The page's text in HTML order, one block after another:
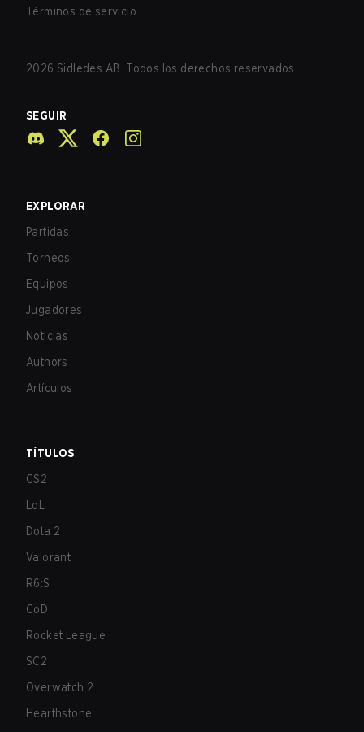
Términos de servicio
2026 Sidledes AB. Todos los derechos reservados.
SEGUIR
EXPLORAR
Partidas
Torneos
Equipos
Jugadores
Noticias
Authors
Artículos
TÍTULOS
CS2
LoL
Dota 2
Valorant
R6:S
CoD
Rocket League
SC2
Overwatch 2
Hearthstone